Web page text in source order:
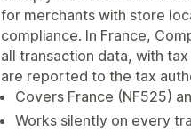
for merchants with store
compliance. In France,
all transaction data, with
are reported to the tax
Covers France (NF525)
Works silently on every